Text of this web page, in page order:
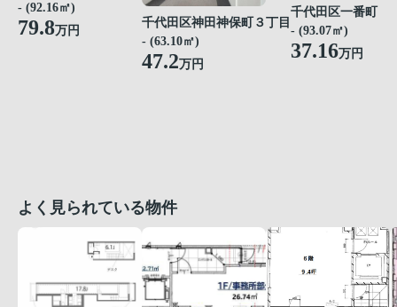
- (92.16㎡)
79.8万円
千代田区神田神保町３丁目
- (63.10㎡)
47.2万円
千代田区一番町
- (93.07㎡)
37.16万円
よく見られている物件